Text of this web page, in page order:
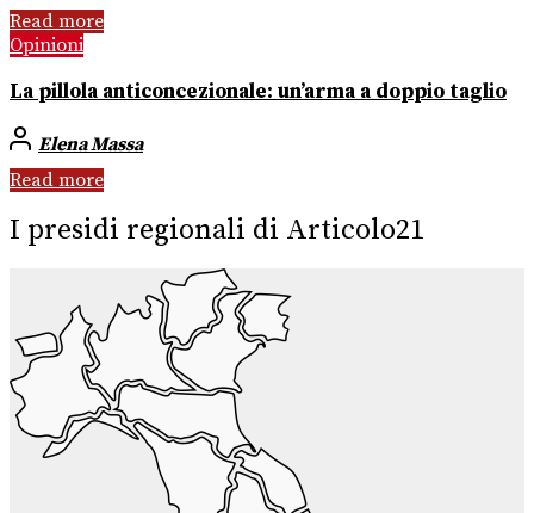
Read more
Opinioni
La pillola anticoncezionale: un’arma a doppio taglio
Elena Massa
Read more
I presidi regionali di Articolo21